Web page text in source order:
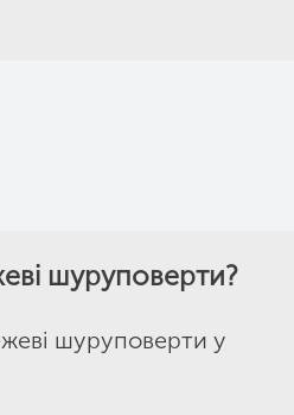
шуруповерти?
шуруповерти у